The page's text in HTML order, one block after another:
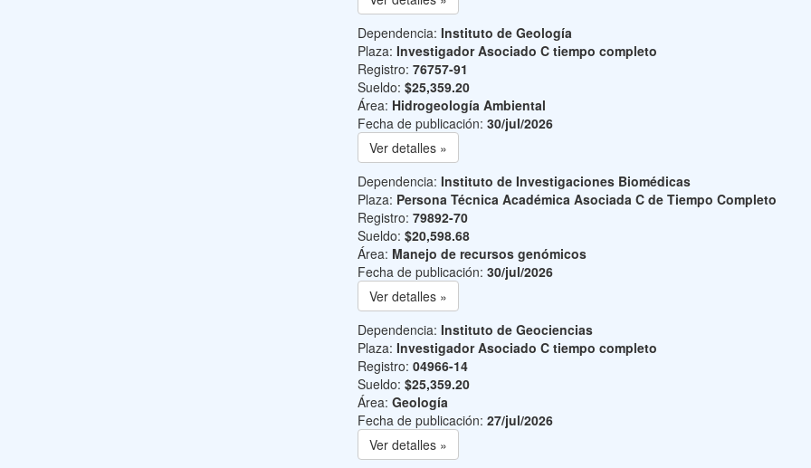
Dependencia: Instituto de Geología
Plaza: Investigador Asociado C tiempo completo
Registro: 76757-91
Sueldo: $25,359.20
Área: Hidrogeología Ambiental
Fecha de publicación: 30/jul/2026
Ver detalles »
Dependencia: Instituto de Investigaciones Biomédicas
Plaza: Persona Técnica Académica Asociada C de Tiempo Completo
Registro: 79892-70
Sueldo: $20,598.68
Área: Manejo de recursos genómicos
Fecha de publicación: 30/jul/2026
Ver detalles »
Dependencia: Instituto de Geociencias
Plaza: Investigador Asociado C tiempo completo
Registro: 04966-14
Sueldo: $25,359.20
Área: Geología
Fecha de publicación: 27/jul/2026
Ver detalles »